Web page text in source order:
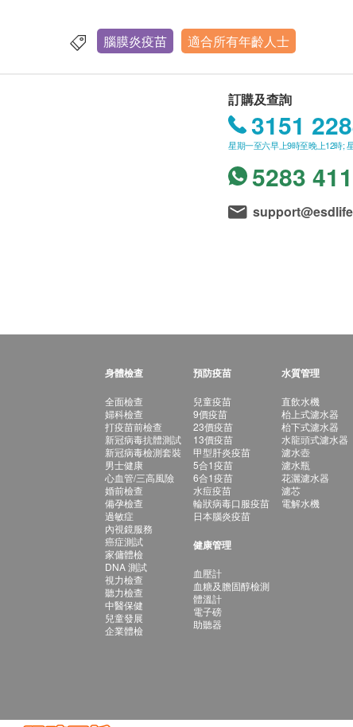
腦膜炎疫苗 適合所有年齡人士
訂購及查詢
3151
星期一至六早上9時至晚上12時;
5283
身體檢查
全面檢查
婦科檢查
打疫苗前檢查
新冠病毒抗體測試
新冠病毒檢測套裝
男士健康
心血管/三高風險
婚前檢查
備孕檢查
過敏症
內視鏡服務
癌症測試
家傭體檢
DNA 測試
視力檢查
聽力檢查
中醫保健
兒童發展
企業體檢
預防疫苗
兒童疫苗
9價疫苗
23價疫苗
13價疫苗
甲型肝炎疫苗
5合1疫苗
6合1疫苗
水痘疫苗
輪狀病毒口服疫苗
日本腦炎疫苗
健康管理
血壓計
血糖及膽固醇檢測
體溫計
電子磅
助聽器
水質管理
直飲水機
枱上式濾水器
枱下式濾水器
水龍頭式濾水器
濾水壺
濾水瓶
花灑濾水器
濾芯
電解水機